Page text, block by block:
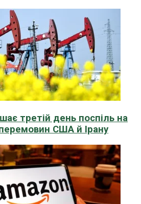
третій день поспіль на
США й Ірану